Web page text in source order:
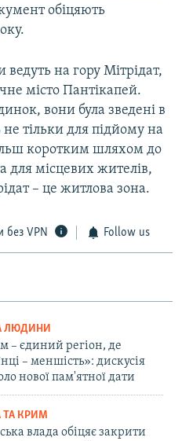
обіцяють
ведуть на гору Мітрідат,
місто Пантікапей.
вони була зведені в
тільки для підйому на
коротким шляхом до
для місцевих жителів,
– це житлова зона.
без VPN Follow us
ЛЮДИНИ
– єдиний регіон, де
– меншість»: дискусія
нової пам'ятної дати
ТА КРИМ
влада обіцяє закрити